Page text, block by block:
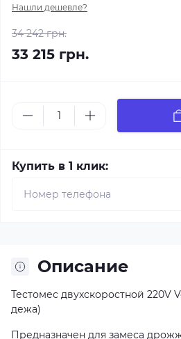
Нашли дешевле?
34 242 грн.
33 215 грн.
Купить в 1 клик:
Описание
Тестомес двухскоростной 220V
дежа)
Предназначен для замеса